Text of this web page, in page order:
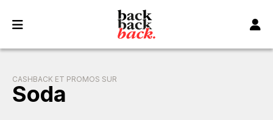
CASHBACK ET PROMOS SUR
Soda